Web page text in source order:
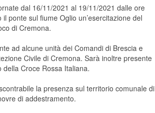
dal 16/11/2021 al 19/11/2021 dalle ore
ponte sul fiume Oglio un’esercitazione del
di Cremona.
ad alcune unità dei Comandi di Brescia e
Civile di Cremona. Sarà inoltre presente
Croce Rossa Italiana.
la presenza sul territorio comunale di
di addestramento.